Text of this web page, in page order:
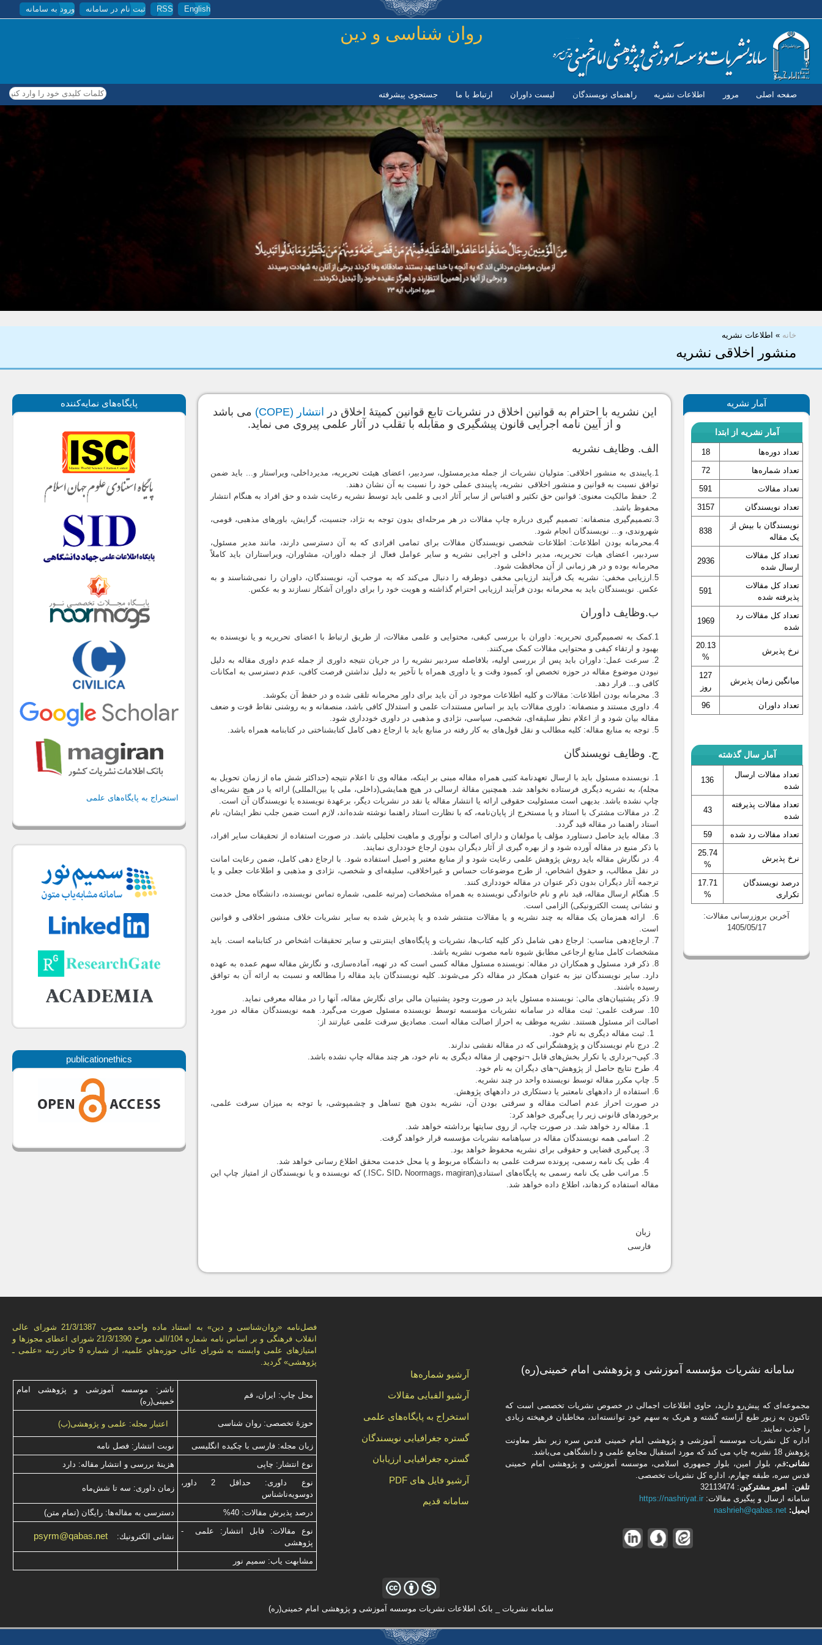
رفتن به محتوای اصلی English
RSS ثبت نام در سامانه ورود به سامانه
روان شناسی و دين
صفحه اصلی مرور اطلاعات نشریه راهنمای نویسندگان لیست داوران ارتباط با ما جستجوی پیشرفته کلمات کلیدی خود را وارد کنید
شما اینجا هستید
خانه » اطلاعات نشریه
منشور اخلاقی نشریه
آمار نشریه
آمار نشریه از ابتدا
تعداد دوره‌ها
18
تعداد شماره‌ها
72
تعداد مقالات
591
تعداد نویسندگان
3157
نویسندگان با بیش از
یک مقاله
838
تعداد کل مقالات
ارسال شده
2936
تعداد کل مقالات
پذیرفته شده
591
تعداد کل مقالات رد
شده
1969
نرخ پذیرش
20.13
%
میانگین زمان پذیرش
127
روز
تعداد داوران
96
آمار سال گذشته
تعداد مقالات ارسال
شده
136
تعداد مقالات پذیرفته
شده
43
تعداد مقالات رد شده 59
نرخ پذیرش
25.74
%
درصد نویسندگان
تکراری
17.71
%
آخرین بروزرسانی مقالات:
1405/05/17
این نشریه با احترام به قوانین اخلاق در نشریات تابع قوانین کمیتۀ اخلاق در انتشار (COPE)
می باشد
و از آیین نامه اجرایی قانون پیشگیری و مقابله با تقلب در آثار علمی پیروی می نماید.
الف. وظایف نشریه
1.پایبندی به منشور اخلاقی: متولیان نشریات از جمله مدیرمسئول،‌ سردبیر، اعضای هیئت تحریریه، مدیرداخلی، ویراستار و... باید ضمن
توافق نسبت به قوانین و منشور اخلاقی نشریه، پایبندی عملی خود را نسبت به آن نشان دهند.
2. حفظ مالكیت معنوی: قوانین حق تکثیر و اقتباس از سایر آثار ادبی و علمی باید توسط نشریه رعایت شده و حق افراد به هنگام انتشار
محفوظ باشد.
3.تصمیم‌گیری منصفانه: تصمیم گیری درباره چاپ مقالات در هر مرحله‌ای بدون توجه به نژاد، جنسیت، گرایش، باورهای مذهبی، قومی،
شهروندی، و... نویسندگان انجام شود.
4.محرمانه بودن اطلاعات: اطلاعات شخصی نویسندگان مقالات برای تمامی افرادی که به آن دسترسی دارند، مانند مدیر مسئول،
سردبیر، اعضای هیات تحریریه، مدیر داخلی و اجرایی نشریه و سایر عوامل فعال از جمله داوران، مشاوران، ویراستاران باید کاملاً
محرمانه بوده و در هر زمانی از آن محافظت شود.
5.ارزیابی مخفی: نشریه یک فرآیند ارزیابی مخفی دوطرفه را دنبال می‌کند که به موجب آن، نویسندگان، داوران را نمی‌شناسند و به
عکس. نویسندگان باید به محرمانه بودن فرآیند ارزیابی احترام گذاشته و هویت خود را برای داوران آشکار نسازند و به عکس.
ب.وظایف داوران
1.کمک به تصمیم‌گیری تحریریه: داوران با بررسی کیفی، محتوایی و علمی مقالات، از طریق ارتباط با اعضای تحریریه و یا نویسنده به
بهبود و ارتقاء کیفی و محتوایی مقالات کمک می‌کنند.
2. سرعت عمل: داوران باید پس از بررسی اولیه، بلافاصله سردبیر نشریه را در جریان نتیجه داوری از جمله عدم داوری مقاله به دلیل
نبودن موضوع مقاله در حوزه تخصص او، کمبود وقت و یا داوری همراه با تآخیر به دلیل نداشتن فرصت كافی، عدم دسترسی به امکانات
کافی و... قرار دهد.
3. محرمانه بودن اطلاعات: مقالات و کلیه اطلاعات موجود در آن باید برای داور محرمانه تلقی شده و در حفظ آن بکوشد.
4. داوری مستند و منصفانه: داوری مقالات باید بر اساس مستندات علمی و استدلال کافی باشد، منصفانه و به روشنی نقاط قوت و ضعف
مقاله بیان شود و از اعلام نظر سلیقه‌ای، شخصی، سیاسی، نژادی و مذهبی در داوری خودداری شود.
5. توجه به منابع مقاله: كلیه مطالب و نقل قول‌های به كار رفته در منابع باید با ارجاع دهی کامل كتابشناختی در کتابنامه همراه باشد.
ج. وظایف نویسندگان
1. نویسنده مسئول باید با ارسال تعهدنامة کتبی همراه مقاله مبنی بر اینکه، مقاله وی تا اعلام نتیجه (حداکثر شش ماه از زمان تحویل به
مجله)، به نشریه دیگری فرستاده نخواهد شد. همچنین مقالة ارسالی در هیچ همایشی(داخلی، ملی یا بین‌المللی) ارائه یا در هیچ نشریه‌ای
چاپ نشده باشد. بدیهی است مسئولیت حقوقی ارائه یا انتشار مقاله یا نقد در نشریات دیگر، برعهدة نویسنده یا نویسندگان آن است.
2. در مقالات مشترک با استاد و یا مستخرج از پایان‌نامه، که با نظارت استاد راهنما نوشته شده‌اند، لازم است ضمن جلب نظر ایشان، نام
استاد راهنما در مقاله قید گردد.
3. مقاله باید حاصل دستاورد مؤلف یا مولفان و دارای اصالت و نوآوری و ماهیت تحلیلی باشد. در صورت استفاده از تحقیقات سایر افراد،
با ذکر منبع در مقاله آورده شود و از بهره گیری از آثار دیگران بدون ارجاع خودداری نمایند.
4. در نگارش مقاله باید روش پژوهش علمی رعایت شود و از منابع معتبر و اصیل استفاده شود. با ارجاع دهی کامل، ضمن رعایت امانت
در نقل مطالب، و حقوق اشخاص، از طرح موضوعات حساس و غیراخلاقی، سلیقه‌ای و شخصی، نژادی و مذهبی و اطلاعات جعلی و یا
ترجمه آثار دیگران بدون ذکر عنوان در مقاله خودداری كنند.
5. هنگام ارسال مقاله، قید نام و نام خانوادگی نویسنده به همراه مشخصات (مرتبه علمی، شماره تماس نویسنده، دانشگاه محل خدمت
و نشانی پست الکترونیکی) الزامی است.
6. ارائه همزمان یک مقاله به چند نشریه و یا مقالات منتشر شده و یا پذیرش شده به سایر نشریات خلاف منشور اخلاقی و قوانین
است.
7. ارجاع‌دهی مناسب: ارجاع دهی شامل ذکر کلیه کتاب‌ها، نشریات و پایگاه‌های اینترنتی و سایر تحقیقات اشخاص در کتابنامه است. باید
مشخصات كامل منابع ارجاعی مطابق شیوه نامه مصوب نشریه باشد.
8. ذکر فرد مسئول و همکاران در مقاله: نویسنده مسئول مقاله کسی است که در تهیه، آماده‌سازی، و نگارش مقاله سهم عمده به عهده
دارد. سایر نویسندگان نیز به عنوان همکار در مقاله ذکر می‌شوند. کلیه نویسندگان باید مقاله را مطالعه و نسبت به ارائه آن به توافق
رسیده باشند.
9. ذکر پشتیبان‌های مالی: نویسنده مسئول باید در صورت وجود پشتیبان مالی برای نگارش مقاله، آنها را در مقاله معرفی نماید.
10. سرقت علمی: ثبت مقاله در سامانه نشریات مؤسسه توسط نویسنده مسئول صورت می‌گیرد. همه نویسندگان مقاله در مورد
اصالت اثر مسئول هستند. نشریه موظف به احراز اصالت مقاله است. مصادیق سرقت علمی عبارتند از:
2. درج نام نویسندگان و پژوهشگرانی که در مقاله نقشی ندارند.
3. کپی¬‌برداری یا تکرار بخش‌های قابل ¬توجهی از مقاله دیگری به نام خود، هر چند مقاله چاپ نشده باشد.
4. طرح نتایج حاصل از پژوهش¬های دیگران به نام خود.
5. چاپ مکرر مقاله توسط نویسنده واحد در چند نشریه.
6. استفاده از داده‎های نامعتبر یا دستکاری در داده‎های پژوهش.
در صورت احراز عدم اصالت مقاله و سرقتی بودن آن، نشریه بدون هیچ تساهل و چشم‎پوشی، با توجه به میزان سرقت علمی،
برخوردهای قانونی زیر را پی‌گیری خواهد كرد:
5. مراتب طی یک نامه رسمی به پایگاه‌های استنادی(ISC، SID،‌ Noormags، magiran.) كه نویسنده و یا نویسندگان از امتیاز چاپ این
مقاله استفاده کرده‎اند، اطلاع داده خواهد شد.
زبان
فارسی
پايگاه‌های نمايه‌كننده
استخراج به پایگاه‌های علمی
publicationethics
فصل‌نامه «روان‌شناسی و دين» به استناد ماده واحده مصوب 21/3/1387 شورای عالی
انقلاب فرهنگی و بر اساس نامه شماره 104/الف مورخ 21/3/1390 شورای اعطای مجوزها و
امتيازهای علمی وابسته به شورای عالی حوزه‌هاي علميه، از شماره 9 حائز رتبه «علمی ـ
پژوهشی» گرديد.
محل چاپ: ایران، قم
ناشر: موسسه آموزشی و پژوهشی امام
خمینی(ره)
حوزۀ تخصصی: روان شناسی اعتبار مجله: علمی و پژوهشی(ب)
زبان مجله: فارسی با چكیده انگلیسی
نوبت انتشار: فصل نامه
نوع انتشار: چاپی
هزینۀ بررسی و انتشار مقاله: دارد
نوع داوری: حداقل 2 داور،
دوسویه‌ناشناس
زمان داوری: سه تا شش‌ماه
درصد پذیرش مقالات: 40%
دسترسی به مقاله‌ها: رایگان (تمام متن)
نوع مقالات: قابل انتشار: علمی -
پژوهشی
نشانی الكترونیك: psyrm@qabas.net
مشابهت ياب: سميم نور
آرشیو شماره‌ها
آرشیو الفبایی مقالات
استخراج به پایگاه‌های علمی
گستره جغرافیایی نویسندگان
گستره جغرافیایی ارزیابان
آرشیو فایل های PDF
سامانه قدیم
سامانه نشریات مؤسسه آموزشی و پژوهشی امام خمینی(ره)
مجموعه‌ای که پیش‌رو دارید،‌ حاوی اطلاعات اجمالی در خصوص نشریات تخصصی است که
تاکنون به زیور طبع آراسته گشته و هریک به سهم خود توانسته‌اند، مخاطبان فرهیخته‌ زیادی
را جذب نمایند.
اداره كل نشریات موسسه آموزشی و پژوهشی امام خمینی قدس سره زیر نظر معاونت
پژوهش 18 نشریه چاپ می کند که مورد استقبال مجامع علمی و دانشگاهی می‌باشد.
نشانی:قم، بلوار امین، بلوار جمهوری اسلامی، موسسه آموزشی و پژوهشی امام خمینی
قدس سره، طبقه چهارم، اداره كل نشریات تخصصی.
تلفن: امور مشتركین: 32113474
سامانه ارسال و پیگیری مقالات:https://nashriyat.ir
ایمیل:nashrieh@qabas.net
سامانه نشریات _ بانک اطلاعات نشریات موسسه آموزشی و پژوهشی امام خمینی(ره)